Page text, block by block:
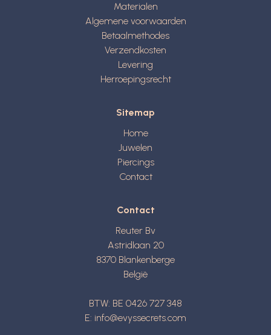
Materialen
Algemene voorwaarden
Betaalmethodes
Verzendkosten
Levering
Herroepingsrecht
Sitemap
Home
Juwelen
Piercings
Contact
Contact
Reuter Bv
Astridlaan 20
8370 Blankenberge
België
BTW: BE 0426 727 348
E: info@evyssecrets.com